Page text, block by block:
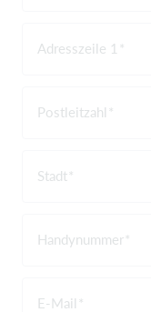
Adresszeile 1
Postleitzahl
Stadt
Handynummer
E-Mail